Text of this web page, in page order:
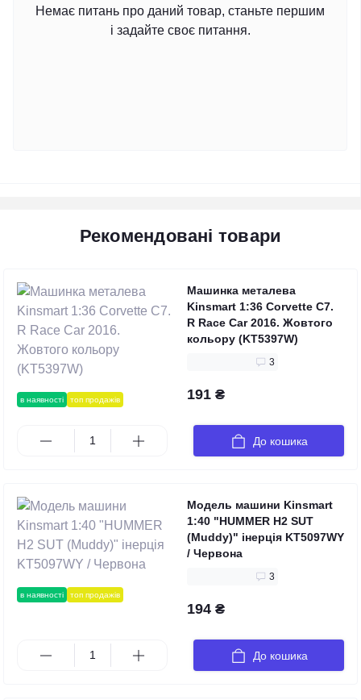
Немає питань про даний товар, станьте першим
і задайте своє питання.
Рекомендовані товари
в наявності топ продажів
Машинка металева
Kinsmart 1:36 Corvette C7.
R Race Car 2016. Жовтого
кольору (KT5397W)
3
191 ₴
До кошика
в наявності топ продажів
Модель машини Kinsmart
1:40 "HUMMER H2 SUT
(Muddy)" інерція KT5097WY
/ Червона
3
194 ₴
До кошика